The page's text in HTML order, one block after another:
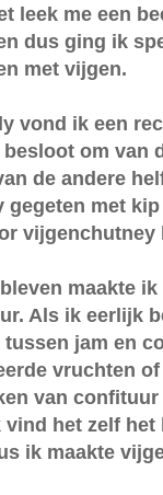
leek me een
dus ging ik
met vijgen.
vond ik een
om van
de andere
gegeten met
maakte
Als ik eerlijk
jam en
vruchten
van
het zelf
ik maakte